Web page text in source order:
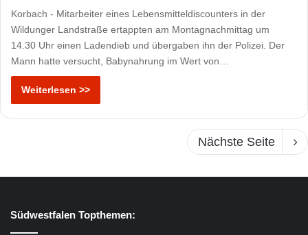
Korbach - Mitarbeiter eines Lebensmitteldiscounters in der
Wildunger Landstraße ertappten am Montagnachmittag um
14.30 Uhr einen Ladendieb und übergaben ihn der Polizei. Der
Mann hatte versucht, Babynahrung im Wert von…
Weiterlesen >>
Nächste Seite
Südwestfalen Topthemen: